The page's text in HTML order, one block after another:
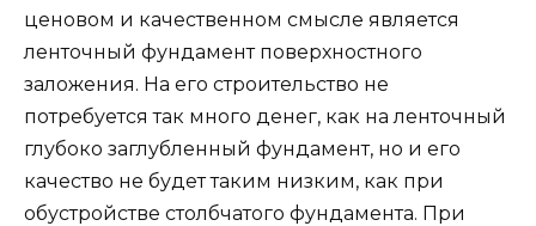
ценовом и качественном смысле является
ленточный фундамент поверхностного
заложения. На его строительство не
потребуется так много денег, как на ленточный
глубоко заглубленный фундамент, но и его
качество не будет таким низким, как при
обустройстве столбчатого фундамента. При